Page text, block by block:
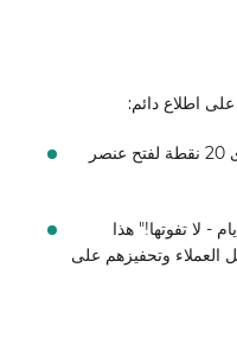
على اطلاع دائم:
لقد ربحت 50 نقطة! لم يتبق سوى 20 نقطة لفتح عنصر
تنتهي صلاحيتها خلال 3 أيام - لا تفوتها!" هذا
العملاء وتحفيزهم على